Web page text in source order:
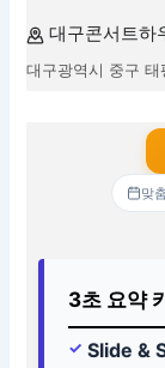
대구콘서트하
대구광역시 중구
맞
3초 요약
Slide &